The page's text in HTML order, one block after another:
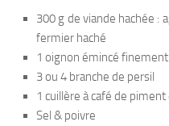
300 g de viande hachée :
fermier haché
1 oignon émincé finement
3 ou 4 branche de persil
1 cuillère à café de
Sel & poivre